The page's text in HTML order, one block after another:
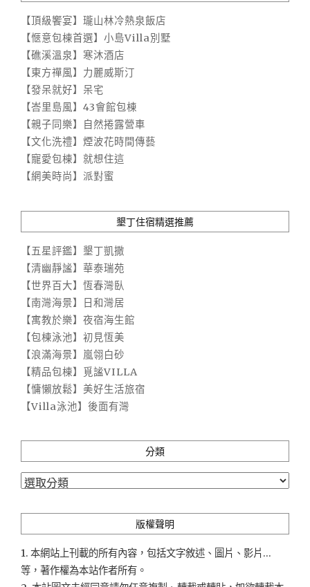
【頂級饗宴】瓏山林冷熱泉飯店
【愜意包棟首選】小島Villa別墅
【礁溪溫泉】寒沐酒店
【東方禪風】力麗威斯汀
【發呆就好】呆宅
【峇里島風】43會館包棟
【親子同樂】自然捲露營車
【文化洗禮】煙波花時間傳藝
【寵愛包棟】就想住這
【網美時尚】派對蜜
墾丁住宿精選推薦
【五星評鑑】墾丁凱撒
【清幽靜謐】華泰瑞苑
【世界百大】恆春灣臥
【南灣海景】日和灣居
【寓教於樂】夜宿海生館
【包棟泳池】初見恆美
【浪滿海景】嵐翎白砂
【精品包棟】覓謐VILLA
【慵懶放鬆】美好生活旅宿
【Villa泳池】後面有灣
分類
分
版權聲明
1. 本網站上刊載的所有內容，包括文字敘述、圖片、影片...
等，著作權為本站作者所有。